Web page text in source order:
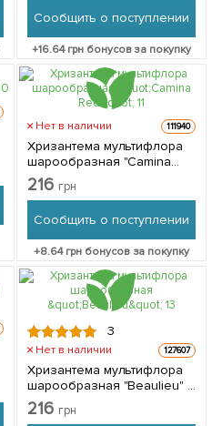
Сообщить о поступлении
+16.64грн бонусов за покупку
Нет в наличии 111940
Хризантема мультифлора
шарообразная "Camina
216 грн
Сообщить о поступлении
+8.64грн бонусов за покупку
3
Нет в наличии 127607
Хризантема мультифлора
шарообразная "Beaulieu" 1
саженец в упаковке
216 грн